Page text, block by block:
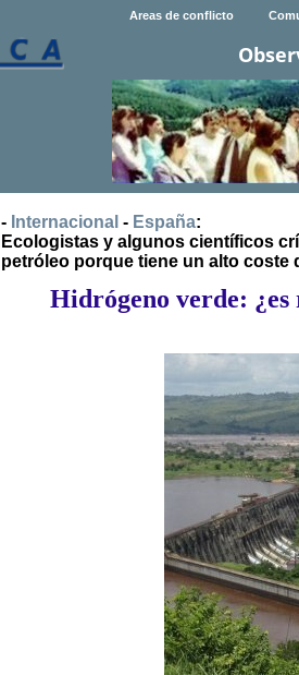
Areas de conflicto
- Internacional - España:
Ecologistas y algunos científicos
petróleo porque tiene un alto
Hidrógeno verde: